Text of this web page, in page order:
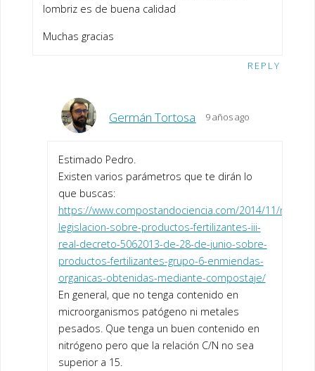
lombriz es de buena calidad
Muchas gracias
REPLY
Germán Tortosa 9 años ago
Estimado Pedro.
Existen varios parámetros que te dirán lo
que buscas:
https://www.compostandociencia.com/2014/11/nueva-
legislacion-sobre-productos-fertilizantes-iii-
real-decreto-5062013-de-28-de-junio-sobre-
productos-fertilizantes-grupo-6-enmiendas-
organicas-obtenidas-mediante-compostaje/
En general, que no tenga contenido en
microorganismos patógeno ni metales
pesados. Que tenga un buen contenido en
nitrógeno pero que la relación C/N no sea
superior a 15.